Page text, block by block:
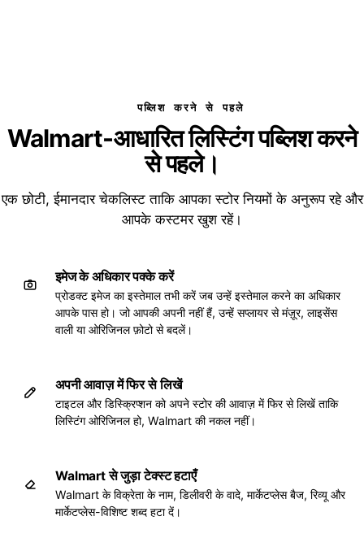
पब्लिश करने से पहले
Walmart-आधारित लिस्टिंग पब्लिश करने
से पहले।
एक छोटी, ईमानदार चेकलिस्ट ताकि आपका स्टोर नियमों के अनुरूप रहे और
आपके कस्टमर खुश रहें।
इमेज के अधिकार पक्के करें
प्रोडक्ट इमेज का इस्तेमाल तभी करें जब उन्हें इस्तेमाल करने का अधिकार
आपके पास हो। जो आपकी अपनी नहीं हैं, उन्हें सप्लायर से मंज़ूर, लाइसेंस
वाली या ओरिजिनल फ़ोटो से बदलें।
अपनी आवाज़ में फिर से लिखें
टाइटल और डिस्क्रिप्शन को अपने स्टोर की आवाज़ में फिर से लिखें ताकि
लिस्टिंग ओरिजिनल हो, Walmart की नकल नहीं।
Walmart से जुड़ा टेक्स्ट हटाएँ
Walmart के विक्रेता के नाम, डिलीवरी के वादे, मार्केटप्लेस बैज, रिव्यू और
मार्केटप्लेस-विशिष्ट शब्द हटा दें।